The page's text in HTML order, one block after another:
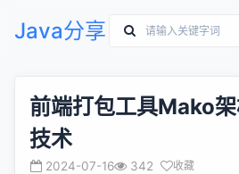
Java分享
前端打包工具Mako
技术
2024-07-16 342 收藏